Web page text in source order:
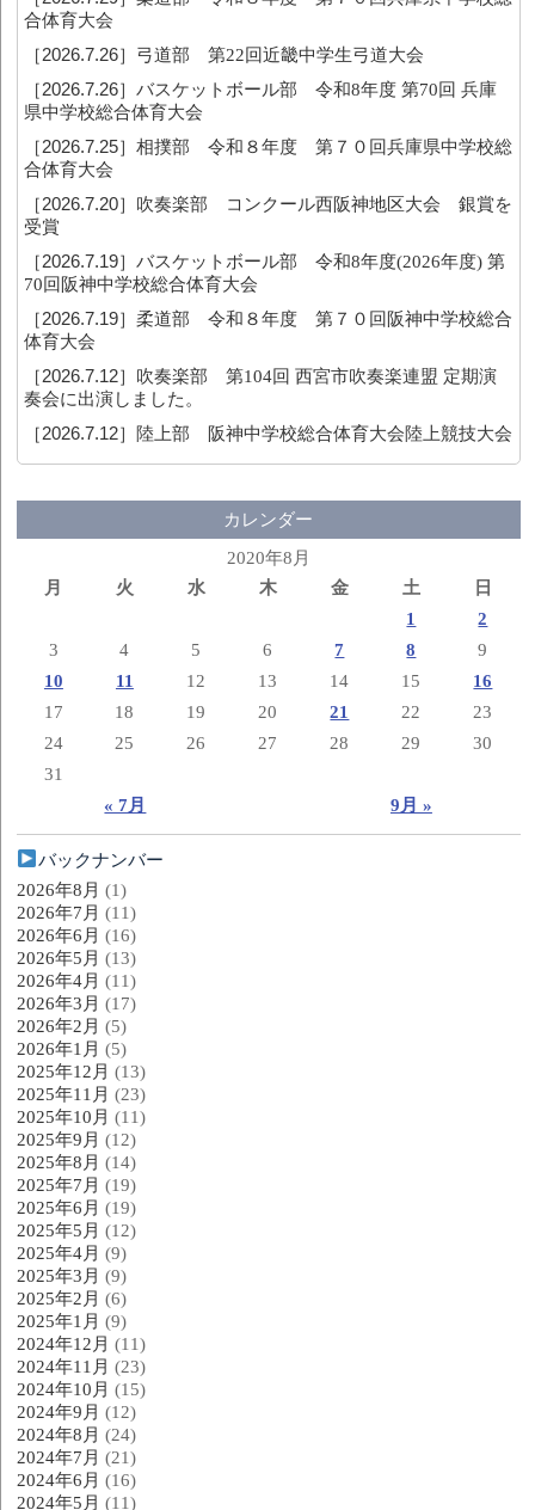
合体育大会
［2026.7.26］ 弓道部 第22回近畿中学生弓道大会
［2026.7.26］バスケットボール部 令和8年度 第70回 兵庫
県中学校総合体育大会
［2026.7.25］相撲部 令和８年度 第７０回兵庫県中学校総
合体育大会
［2026.7.20］ 吹奏楽部 コンクール西阪神地区大会 銀賞を
受賞
［2026.7.19］バスケットボール部 令和8年度(2026年度) 第
70回阪神中学校総合体育大会
［2026.7.19］柔道部 令和８年度 第７０回阪神中学校総合
体育大会
［2026.7.12］ 吹奏楽部 第104回 西宮市吹奏楽連盟 定期演
奏会に出演しました。
［2026.7.12］ 陸上部 阪神中学校総合体育大会陸上競技大会
カレンダー
2020年8月
月
火 水 木 金 土 日
« 7月 9月 »
1
2
3
4 5 6 7 8
9
10
11 12 13 14 15
16
17
18 19 20 21 22
23
24
25 26 27 28 29
30
31
バックナンバー
2026年8月 (1)
2026年7月 (11)
2026年6月 (16)
2026年5月 (13)
2026年4月 (11)
2026年3月 (17)
2026年2月 (5)
2026年1月 (5)
2025年12月 (13)
2025年11月 (23)
2025年10月 (11)
2025年9月 (12)
2025年8月 (14)
2025年7月 (19)
2025年6月 (19)
2025年5月 (12)
2025年4月 (9)
2025年3月 (9)
2025年2月 (6)
2025年1月 (9)
2024年12月 (11)
2024年11月 (23)
2024年10月 (15)
2024年9月 (12)
2024年8月 (24)
2024年7月 (21)
2024年6月 (16)
2024年5月 (11)